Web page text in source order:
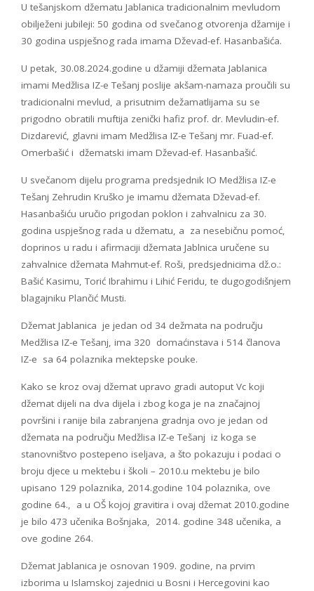
U tešanjskom džematu Jablanica tradicionalnim mevludom
obilježeni jubileji: 50 godina od svečanog otvorenja džamije i
30 godina uspješnog rada imama Dževad-ef. Hasanbašića.
U petak, 30.08.2024.godine u džamiji džemata Jablanica
imami Medžlisa IZ-e Tešanj poslije akšam-namaza proučili su
tradicionalni mevlud, a prisutnim dežamatlijama su se
prigodno obratili muftija zenički hafiz prof. dr. Mevludin-ef.
Dizdarević, glavni imam Medžlisa IZ-e Tešanj mr. Fuad-ef.
Omerbašić i džematski imam Dževad-ef. Hasanbašić.
U svečanom dijelu programa predsjednik IO Medžlisa IZ-e
Tešanj Zehrudin Kruško je imamu džemata Dževad-ef.
Hasanbašiću uručio prigodan poklon i zahvalnicu za 30.
godina uspješnog rada u džematu, a za nesebičnu pomoć,
doprinos u radu i afirmaciji džemata Jablnica uručene su
zahvalnice džemata Mahmut-ef. Roši, predsjednicima dž.o.:
Bašić Kasimu, Torić Ibrahimu i Lihić Feridu, te dugogodišnjem
blagajniku Plančić Musti.
Džemat Jablanica je jedan od 34 dežmata na području
Medžlisa IZ-e Tešanj, ima 320 domaćinstava i 514 članova
IZ-e sa 64 polaznika mektepske pouke.
Kako se kroz ovaj džemat upravo gradi autoput Vc koji
džemat dijeli na dva dijela i zbog koga je na značajnoj
površini i ranije bila zabranjena gradnja ovo je jedan od
džemata na području Medžlisa IZ-e Tešanj iz koga se
stanovništvo postepeno iseljava, a što pokazuju i podaci o
broju djece u mektebu i školi – 2010.u mektebu je bilo
upisano 129 polaznika, 2014.godine 104 polaznika, ove
godine 64., a u OŠ kojoj gravitira i ovaj džemat 2010.godine
je bilo 473 učenika Bošnjaka, 2014. godine 348 učenika, a
ove godine 264.
Džemat Jablanica je osnovan 1909. godine, na prvim
izborima u Islamskoj zajednici u Bosni i Hercegovini kao